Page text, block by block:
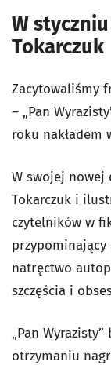
W
Zacytowaliśmy
– „Pan
roku nakładem
W swojej nowej
Tokarczuk i
czytelników w
przypominający
natręctwo
szczęścia i
„Pan
otrzymaniu